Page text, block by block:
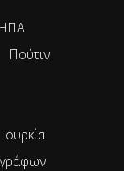
ΗΠΑ
Πούτιν